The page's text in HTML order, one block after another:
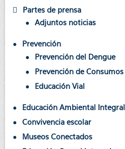
Partes de prensa
Adjuntos noticias
Prevención
Prevención del Dengue
Prevención de
Educación Vial
Educación Ambiental Integral
Convivencia escolar
Museos Conectados